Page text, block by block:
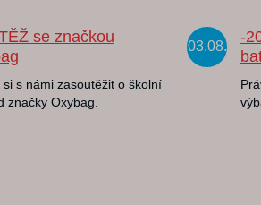
se značkou
si s námi zasoutěžit o školní
značky Oxybag.
03.08.
-